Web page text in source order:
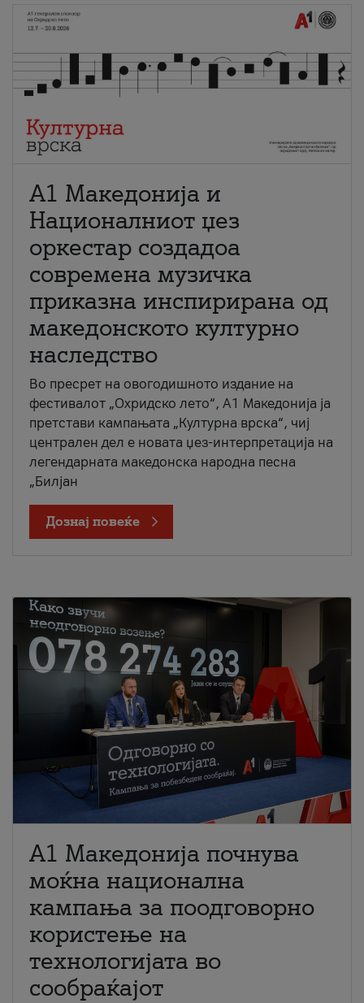
А1 Македонија и
Националниот џез
оркестар создадоа
современа музичка
приказна инспирирана од
македонското културно
наследство
Во пресрет на овогодишното издание на
фестивалот „Охридско лето“, А1 Македонија ја
претстави кампањата „Културна врска“, чиј
централен дел е новата џез-интерпретација на
легендарната македонска народна песна
„Билјан
Дознај повеќе
A1 Македонија почнува
моќна национална
кампања за поодговорно
користење на
технологијата во
сообраќајот